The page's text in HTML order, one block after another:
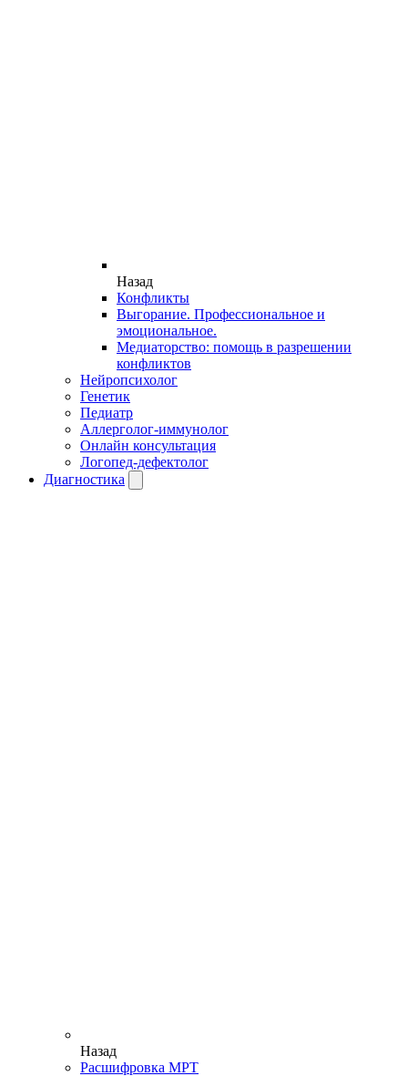
Назад
Конфликты
Выгорание. Профессиональное и
эмоциональное.
Медиаторство: помощь в разрешении
конфликтов
Нейропсихолог
Генетик
Педиатр
Аллерголог-иммунолог
Онлайн консультация
Логопед-дефектолог
Диагностика
Назад
Расшифровка МРТ